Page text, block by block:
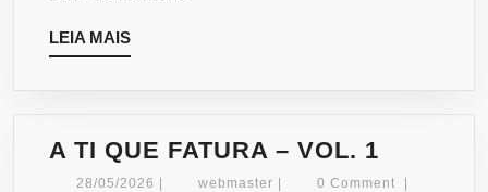
LEIA MAISLEIA
MAIS
A TI QUE FATURA – VOL. 1
TI
28/05/2026 28/05/2026webmaster webmaster0 Comment